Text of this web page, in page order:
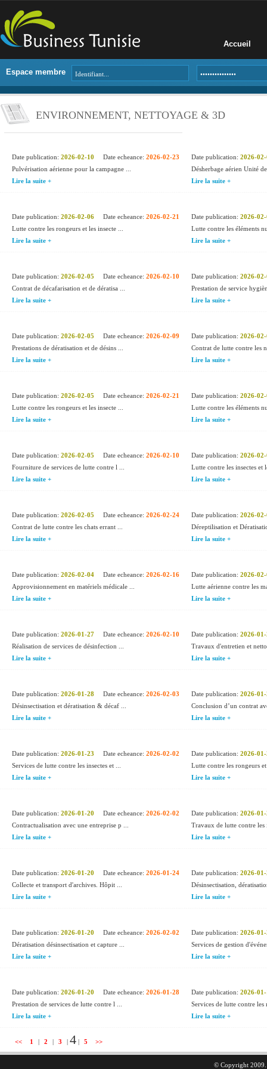
Accueil
Espace membre
ENVIRONNEMENT, NETTOYAGE & 3D
Date publication: 2026-02-10 Date echeance: 2026-02-23
Pulvérisation aérienne pour la campagne ...
Lire la suite +
Date publication: 2026-
Désherbage aérien Unité
Lire la suite +
Date publication: 2026-02-06 Date echeance: 2026-02-21
Lutte contre les rongeurs et les insecte ...
Lire la suite +
Date publication: 2026-
Lutte contre les éléments
Lire la suite +
Date publication: 2026-02-05 Date echeance: 2026-02-10
Contrat de décafarisation et de dératisa ...
Lire la suite +
Date publication: 2026-
Prestation de service
Lire la suite +
Date publication: 2026-02-05 Date echeance: 2026-02-09
Prestations de dératisation et de désins ...
Lire la suite +
Date publication: 2026-
Contrat de lutte contre les
Lire la suite +
Date publication: 2026-02-05 Date echeance: 2026-02-21
Lutte contre les rongeurs et les insecte ...
Lire la suite +
Date publication: 2026-
Lutte contre les éléments
Lire la suite +
Date publication: 2026-02-05 Date echeance: 2026-02-10
Fourniture de services de lutte contre l ...
Lire la suite +
Date publication: 2026-
Lutte contre les insectes et
Lire la suite +
Date publication: 2026-02-05 Date echeance: 2026-02-24
Contrat de lutte contre les chats errant ...
Lire la suite +
Date publication: 2026-
Déreptilisation et
Lire la suite +
Date publication: 2026-02-04 Date echeance: 2026-02-16
Approvisionnement en matériels médicale ...
Lire la suite +
Date publication: 2026-
Lutte aérienne contre les
Lire la suite +
Date publication: 2026-01-27 Date echeance: 2026-02-10
Réalisation de services de désinfection ...
Lire la suite +
Date publication: 2026-
Travaux d'entretien et
Lire la suite +
Date publication: 2026-01-28 Date echeance: 2026-02-03
Désinsectisation et dératisation & décaf ...
Lire la suite +
Date publication: 2026-
Conclusion d’un contrat
Lire la suite +
Date publication: 2026-01-23 Date echeance: 2026-02-02
Services de lutte contre les insectes et ...
Lire la suite +
Date publication: 2026-
Lutte contre les rongeurs
Lire la suite +
Date publication: 2026-01-20 Date echeance: 2026-02-02
Contractualisation avec une entreprise p ...
Lire la suite +
Date publication: 2026-
Travaux de lutte contre les
Lire la suite +
Date publication: 2026-01-20 Date echeance: 2026-01-24
Collecte et transport d'archives. Hôpit ...
Lire la suite +
Date publication: 2026-
Désinsectisation,
Lire la suite +
Date publication: 2026-01-20 Date echeance: 2026-02-02
Dératisation désinsectisation et capture ...
Lire la suite +
Date publication: 2026-
Services de gestion
Lire la suite +
Date publication: 2026-01-20 Date echeance: 2026-01-28
Prestation de services de lutte contre l ...
Lire la suite +
Date publication: 2026-
Services de lutte contre les
Lire la suite +
<< 1 | 2 | 3 | 4 | 5 >>
© Copyright 2009.